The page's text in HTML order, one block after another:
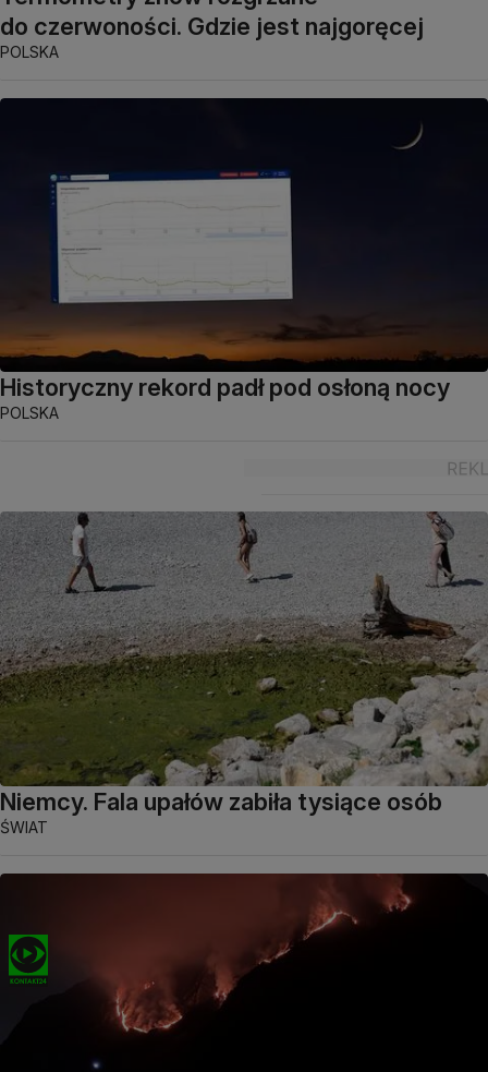
do czerwoności. Gdzie jest najgoręcej
POLSKA
Historyczny rekord padł pod osłoną nocy
POLSKA
Niemcy. Fala upałów zabiła tysiące osób
ŚWIAT